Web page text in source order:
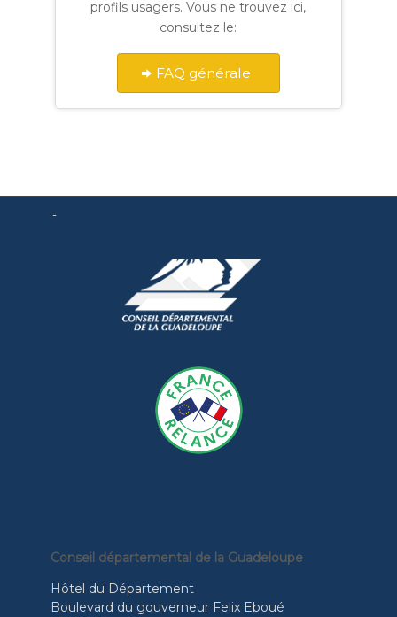
profils usagers. Vous ne trouvez ici,
consultez le:
FAQ générale
Conseil départemental de la Guadeloupe
Hôtel du Département
Boulevard du gouverneur Felix Eboué
-